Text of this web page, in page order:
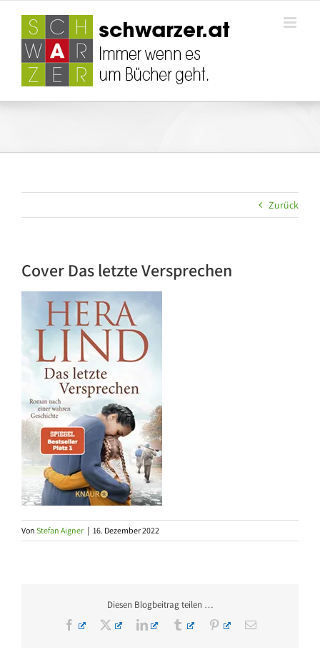
springen
Zurück
Cover Das letzte Versprechen
Von Stefan Aigner | 16. Dezember 2022
Diesen Blogbeitrag teilen …
Facebook
X LinkedInTumblr PinterestE-